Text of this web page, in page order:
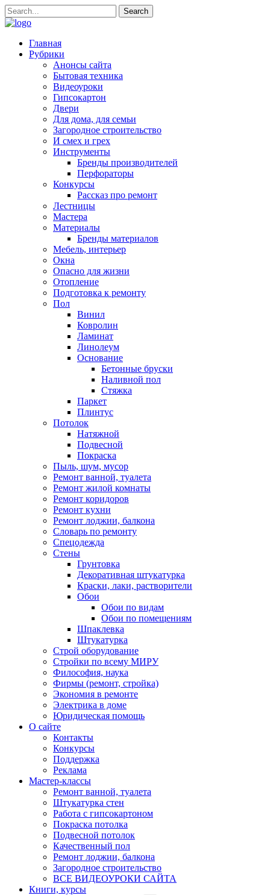
Главная
Рубрики
Анонсы сайта
Бытовая техника
Видеоуроки
Гипсокартон
Двери
Для дома, для семьи
Загородное строительство
И смех и грех
Инструменты
Бренды производителей
Перфораторы
Конкурсы
Рассказ про ремонт
Лестницы
Мастера
Материалы
Бренды материалов
Мебель, интерьер
Окна
Опасно для жизни
Отопление
Подготовка к ремонту
Пол
Винил
Ковролин
Ламинат
Линолеум
Основание
Бетонные бруски
Наливной пол
Стяжка
Паркет
Плинтус
Потолок
Натяжной
Подвесной
Покраска
Пыль, шум, мусор
Ремонт ванной, туалета
Ремонт жилой комнаты
Ремонт коридоров
Ремонт кухни
Ремонт лоджии, балкона
Словарь по ремонту
Спецодежда
Стены
Грунтовка
Декоративная штукатурка
Краски, лаки, растворители
Обои
Обои по видам
Обои по помещениям
Шпаклевка
Штукатурка
Строй оборудование
Стройки по всему МИРУ
Философия, наука
Фирмы (ремонт, стройка)
Экономия в ремонте
Электрика в доме
Юридическая помощь
О сайте
Контакты
Конкурсы
Поддержка
Реклама
Мастер-классы
Ремонт ванной, туалета
Штукатурка стен
Работа с гипсокартоном
Покраска потолка
Подвесной потолок
Качественный пол
Ремонт лоджии, балкона
Загородное строительство
ВСЕ ВИДЕОУРОКИ САЙТА
Книги, курсы